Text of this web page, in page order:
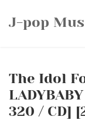
J-pop
The Idol
320 / CD]